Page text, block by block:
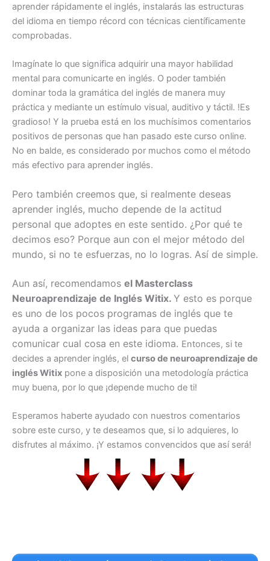
aprender rápidamente el inglés, instalarás las estructuras
del idioma en tiempo récord con técnicas científicamente
comprobadas.
Imagínate lo que significa adquirir una mayor habilidad
mental para comunicarte en inglés. O poder también
dominar toda la gramática del inglés de manera muy
práctica y mediante un estímulo visual, auditivo y táctil. !Es
gradioso! Y la prueba está en los muchísimos comentarios
positivos de personas que han pasado este curso online.
No en balde, es considerado por muchos como el método
más efectivo para aprender inglés.
Pero también creemos que, si realmente deseas
aprender inglés, mucho depende de la actitud
personal que adoptes en este sentido. ¿Por qué te
decimos eso? Porque aun con el mejor método del
mundo, si no te esfuerzas, no lo logras. Así de simple.
Aun así, recomendamos el Masterclass
Neuroaprendizaje de Inglés Witix. Y esto es porque
es uno de los pocos programas de inglés que te
ayuda a organizar las ideas para que puedas
comunicar cual cosa en este idioma. Entonces, si te
decides a aprender inglés, el curso de neuroaprendizaje de
inglés Witix pone a disposición una metodología práctica
muy buena, por lo que ¡depende mucho de ti!
Esperamos haberte ayudado con nuestros comentarios
sobre este curso, y te deseamos que, si lo adquieres, lo
disfrutes al máximo. ¡Y estamos convencidos que así será!